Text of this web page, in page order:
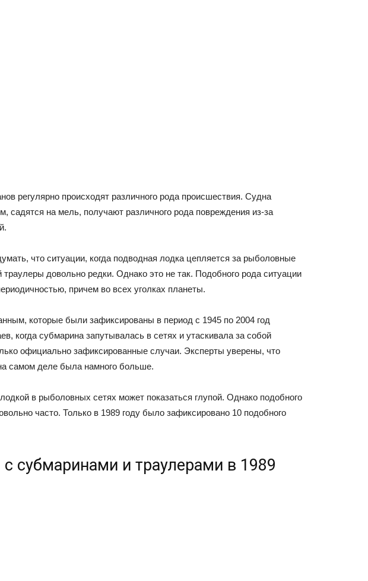
регулярно происходят различного рода происшествия. Судна
садятся на мель, получают различного рода повреждения из-за
что ситуации, когда подводная лодка цепляется за рыболовные
траулеры довольно редки. Однако это не так. Подобного рода ситуации
причем во всех уголках планеты.
которые были зафиксированы в период с 1945 по 2004 год
когда субмарина запутывалась в сетях и утаскивала за собой
официально зафиксированные случаи. Эксперты уверены, что
самом деле была намного больше.
в рыболовных сетях может показаться глупой. Однако подобного
часто. Только в 1989 году было зафиксировано 10 подобного
субмаринами и траулерами в 1989